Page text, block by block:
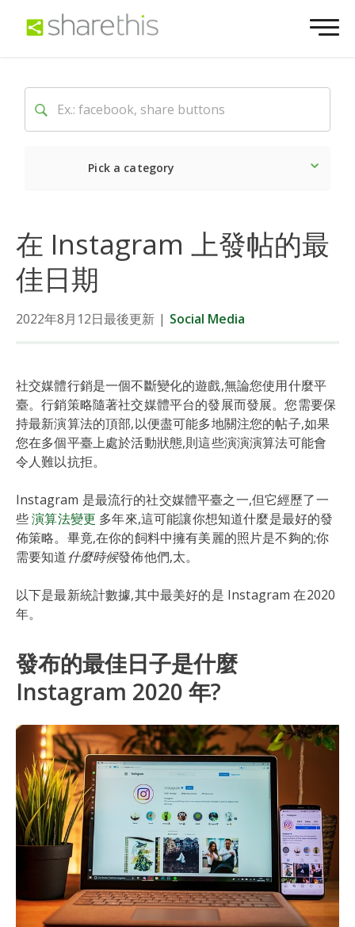
Pick a category
在 Instagram 上發帖的最
佳日期
2022年8月12日最後更新 | Social Media
社交媒體行銷是一個不斷變化的遊戲,無論您使用什麼平
臺。行銷策略隨著社交媒體平台的發展而發展。您需要保
持最新演算法的頂部,以便盡可能多地關注您的帖子,如果
您在多個平臺上處於活動狀態,則這些演演演算法可能會
令人難以抗拒。
Instagram 是最流行的社交媒體平臺之一,但它經歷了一
些演算法變更 多年來,這可能讓你想知道什麼是最好的發
佈策略。畢竟,在你的飼料中擁有美麗的照片是不夠的;你
需要知道什麼時候發佈他們,太。
以下是最新統計數據,其中最美好的是 Instagram 在2020
年。
發布的最佳日子是什麼
Instagram 2020 年?